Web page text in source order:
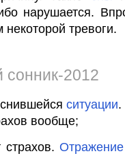
нарушается.
некоторой тревоги.
сонник-2012
ситуации.
вообще;
Отражение